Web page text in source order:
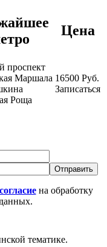
Цена
проспект
Маршала
Роща
16500 Руб.
Записаться
согласиена обработку
тематике.